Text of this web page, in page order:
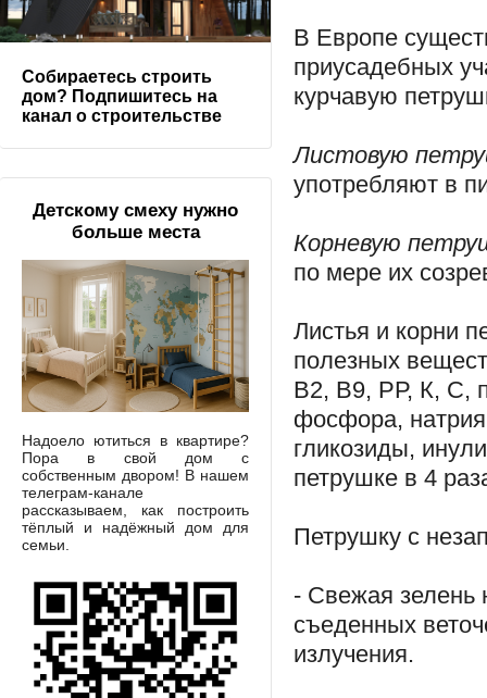
В Европе
приусадебных
курчавую
Листовую
употребляют в
Корневую
по мере их
Листья и корни
полезных
В2, В9, РР, К, С,
фосфора,
гликозиды,
петрушке в 4
Петрушку с
- Свежая зелень
съеденных
излучения.
Собираетесь строить
дом? Подпишитесь на
канал о строительстве
Детскому смеху нужно
больше места
Надоело ютиться в квартире?
Пора в свой дом с
собственным двором! В нашем
телеграм-канале
рассказываем, как построить
тёплый и надёжный дом для
семьи.